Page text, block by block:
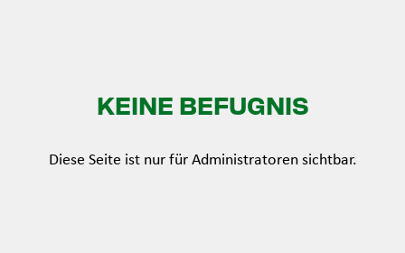
KEINE BEFUGNIS
Diese Seite ist nur für Administratoren sichtbar.